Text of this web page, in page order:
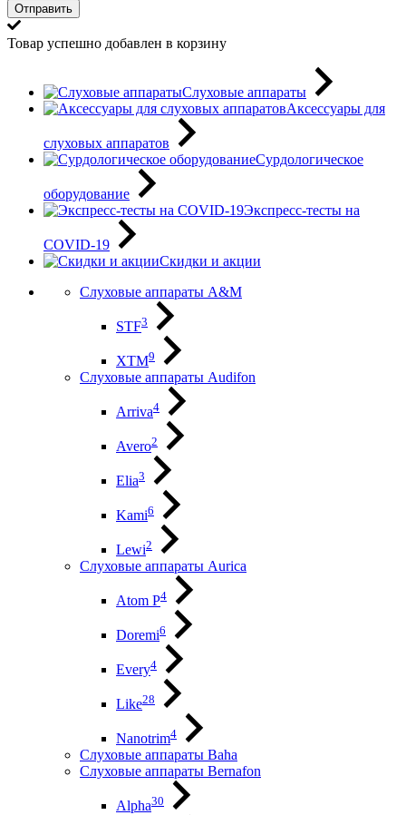
Отправить
Товар успешно добавлен в корзину
Слуховые аппараты
Аксессуары для
слуховых аппаратов
Сурдологическое
оборудование
Экспресс-тесты на
COVID-19
Скидки и акции
Слуховые аппараты A&M
STF3
XTM9
Слуховые аппараты Audifon
Arriva4
Avero2
Elia3
Kami6
Lewi2
Слуховые аппараты Aurica
Atom P4
Doremi6
Every4
Like28
Nanotrim4
Слуховые аппараты Baha
Слуховые аппараты Bernafon
Alpha30